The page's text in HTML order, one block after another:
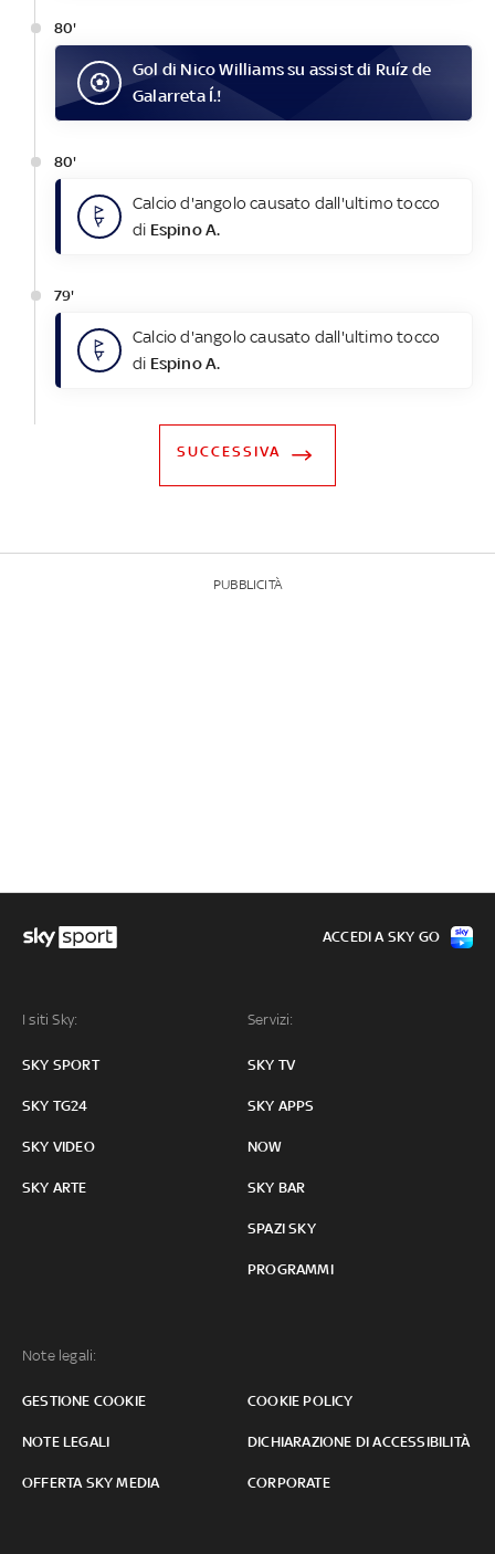
80'
Gol di Nico Williamssu assist di Ruíz de
Galarreta Í.!
80'
Calcio d'angolo causato dall'ultimo tocco
di Espino A.
79'
Calcio d'angolo causato dall'ultimo tocco
di Espino A.
SUCCESSIVA
PUBBLICITÀ
I siti Sky:
SKY SPORT
SKY TG24
SKY VIDEO
SKY ARTE
Servizi:
SKY TV
SKY APPS
NOW
SKY BAR
SPAZI SKY
PROGRAMMI
Note legali:
GESTIONE COOKIE COOKIE POLICY
NOTE LEGALI DICHIARAZIONE DI ACCESSIBILITÀ
OFFERTA SKY MEDIA CORPORATE
ACCEDI A SKY GO